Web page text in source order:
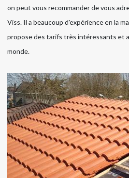
on peut vous recommander de vous
Viss. Il a beaucoup d'expérience en la
propose des tarifs très intéressants et
monde.